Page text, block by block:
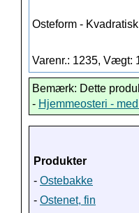
Osteform -
Varenr.: 1235, Vægt:
Bemærk: Dette
- Hjemmeosteri -
Produkter
- Ostebakke
- Ostenet, fin